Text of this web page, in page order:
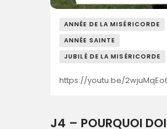
ANNÉE DE LA MISÉRICORDE
ANNÉE SAINTE
JUBILÉ DE LA MISÉRICORDE
https://youtu.be/
J4 – POURQUOI